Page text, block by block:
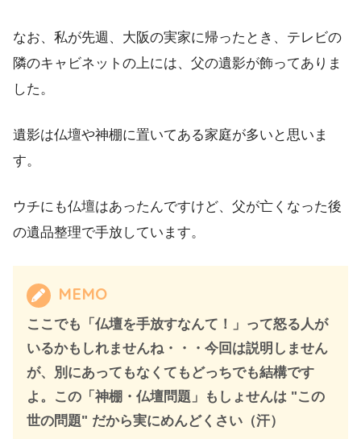
なお、私が先週、大阪の実家に帰ったとき、テレビの
隣のキャビネットの上には、父の遺影が飾ってありま
した。
遺影は仏壇や神棚に置いてある家庭が多いと思いま
す。
ウチにも仏壇はあったんですけど、父が亡くなった後
の遺品整理で手放しています。
MEMO
ここでも「仏壇を手放すなんて！」って怒る人が
いるかもしれませんね・・・今回は説明しません
が、別にあってもなくてもどっちでも結構です
よ。この「神棚・仏壇問題」もしょせんは "この
世の問題" だから実にめんどくさい（汗）